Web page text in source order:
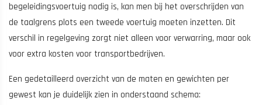
begeleidingsvoertuig nodig is, kan men bij het overschrijden van
de taalgrens plots een tweede voertuig moeten inzetten. Dit
verschil in regelgeving zorgt niet alleen voor verwarring, maar ook
voor extra kosten voor transportbedrijven.
Een gedetailleerd overzicht van de maten en gewichten per
gewest kan je duidelijk zien in onderstaand schema: